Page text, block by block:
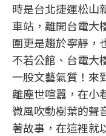
時是台北捷運松山
車站，離開台電大
圍更是趨於寧靜，
不若公館、台電大
一股文藝氣質！來
離塵世喧囂，在小
微風吹動樹葉的聲
著故事，在這裡就